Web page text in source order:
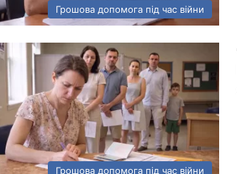
Грошова допомога під час війни
Грошова допомога під час війни